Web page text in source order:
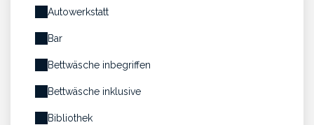
Autowerkstatt
Bar
Bettwäsche inbegriffen
Bettwäsche inklusive
Bibliothek